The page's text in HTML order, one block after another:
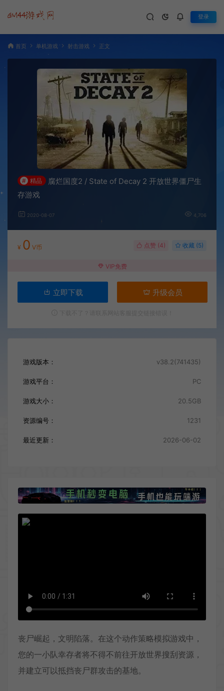
登录
首页 单机游戏 射击游戏 正文
# 精品
腐烂国度2 / State of Decay 2 开放世界僵尸生
存游戏
2020-08-07 4,706
¥ 0 V币 点赞 (4) 收藏 (5)
VIP免费
立即下载 升级会员
游戏版本： v38.2(741435)
游戏平台： PC
游戏大小： 20.5GB
资源编号： 1231
最近更新： 2026-06-02
丧尸崛起，文明陷落。在这个动作策略模拟游戏中，
您的一小队幸存者将不得不前往开放世界搜刮资源，
并建立可以抵挡丧尸群攻击的基地。